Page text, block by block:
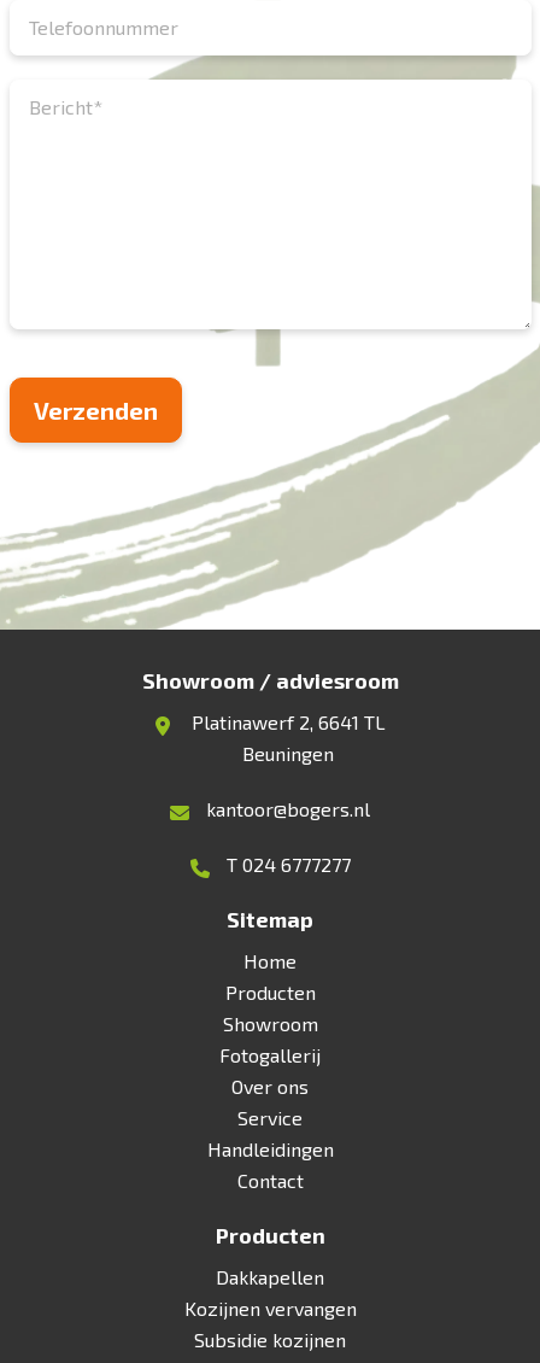
Showroom / adviesroom
Platinawerf 2, 6641 TL
Beuningen
kantoor@bogers.nl
T 024 6777277
Sitemap
Home
Producten
Showroom
Fotogallerij
Over ons
Service
Handleidingen
Contact
Producten
Dakkapellen
Kozijnen vervangen
Subsidie kozijnen